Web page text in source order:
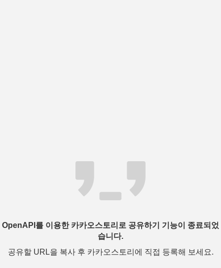
OpenAPI를 이용한 카카오스토리로 공유하기 기능이 종료되었
습니다.
공유할 URL을 복사 후 카카오스토리에 직접 등록해 보세요.